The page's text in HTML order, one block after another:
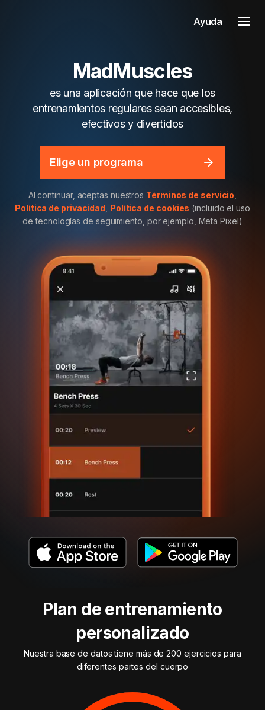
Ayuda
MadMuscles
es una aplicación que hace que los
entrenamientos regulares sean accesibles,
efectivos y divertidos
Elige un programa
Al continuar, aceptas nuestros Términos de servicio
Política de privacidad Política de cookies (incluido el uso
de tecnologías de seguimiento, por ejemplo, Meta Pixel)
Plan de entrenamiento
personalizado
Nuestra base de datos tiene más de 200 ejercicios para
diferentes partes del cuerpo